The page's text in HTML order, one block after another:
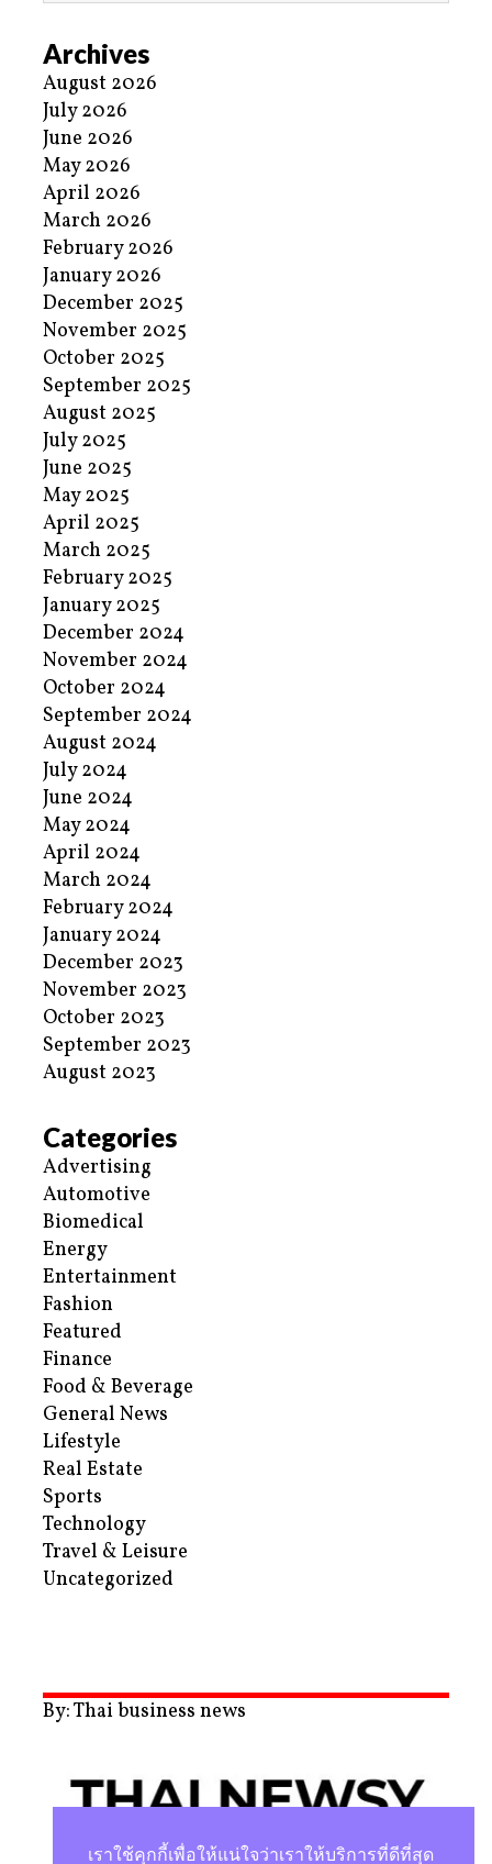
Archives
August 2026
July 2026
June 2026
May 2026
April 2026
March 2026
February 2026
January 2026
December 2025
November 2025
October 2025
September 2025
August 2025
July 2025
June 2025
May 2025
April 2025
March 2025
February 2025
January 2025
December 2024
November 2024
October 2024
September 2024
August 2024
July 2024
June 2024
May 2024
April 2024
March 2024
February 2024
January 2024
December 2023
November 2023
October 2023
September 2023
August 2023
Categories
Advertising
Automotive
Biomedical
Energy
Entertainment
Fashion
Featured
Finance
Food & Beverage
General News
Lifestyle
Real Estate
Sports
Technology
Travel & Leisure
Uncategorized
By: Thai business news
เราใช้คุกกี้เพื่อให้แน่ใจว่าเราให้บริการที่ดีที่สุด